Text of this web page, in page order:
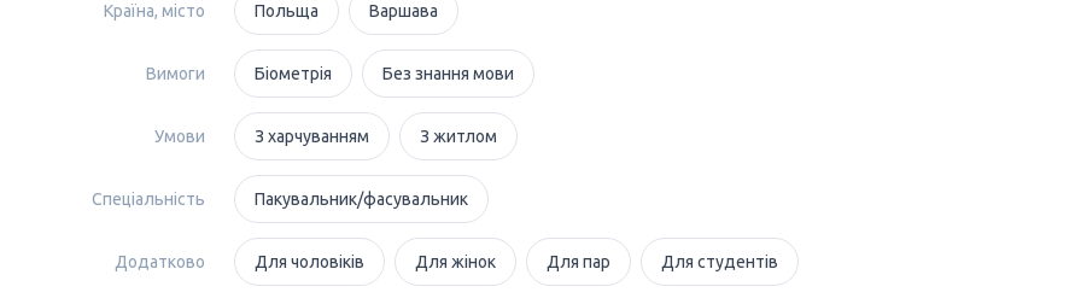
Країна, місто Польща Варшава
Вимоги Біометрія Без знання мови
Умови З харчуванням З житлом
Спеціальність Пакувальник/фасувальник
Додатково Для чоловіків Для жінок Для пар Для студентів